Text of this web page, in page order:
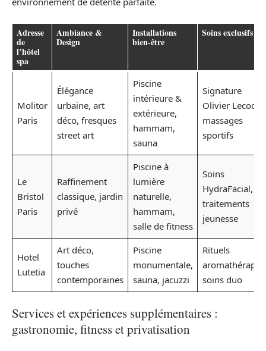
Adresse
de
l’hôtel
spa
Ambiance &
Design
Installations
bien-être
Soins exclusifs
Molitor
Paris
Élégance
urbaine, art
déco, fresques
street art
Piscine
intérieure &
extérieure,
hammam,
sauna
Signature
Olivier Lecocq,
massages
sportifs
Le
Bristol
Paris
Raffinement
classique, jardin
privé
Piscine à
lumière
naturelle,
hammam,
salle de fitness
Soins
HydraFacial,
traitements
jeunesse
Hotel
Lutetia
Art déco,
touches
contemporaines
Piscine
monumentale,
sauna, jacuzzi
Rituels
aromathérapie,
soins duo
Services et expériences supplémentaires :
gastronomie, fitness et privatisation